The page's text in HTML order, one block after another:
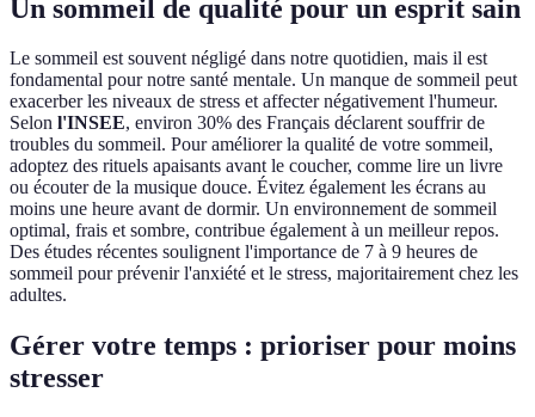
Un sommeil de qualité pour un esprit sain
Le sommeil est souvent négligé dans notre quotidien, mais il est
fondamental pour notre santé mentale. Un manque de sommeil peut
exacerber les niveaux de stress et affecter négativement l'humeur.
Selon l'INSEE, environ 30% des Français déclarent souffrir de
troubles du sommeil. Pour améliorer la qualité de votre sommeil,
adoptez des rituels apaisants avant le coucher, comme lire un livre
ou écouter de la musique douce. Évitez également les écrans au
moins une heure avant de dormir. Un environnement de sommeil
optimal, frais et sombre, contribue également à un meilleur repos.
Des études récentes soulignent l'importance de 7 à 9 heures de
sommeil pour prévenir l'anxiété et le stress, majoritairement chez les
adultes.
Gérer votre temps : prioriser pour moins
stresser